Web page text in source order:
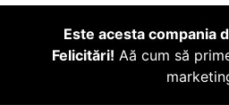
Este acesta compania
Felicitări! Aă cum să